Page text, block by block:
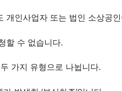
개인사업자 또는 법인 소상공
할 수 없습니다.
가지 유형으로 나뉩니다.